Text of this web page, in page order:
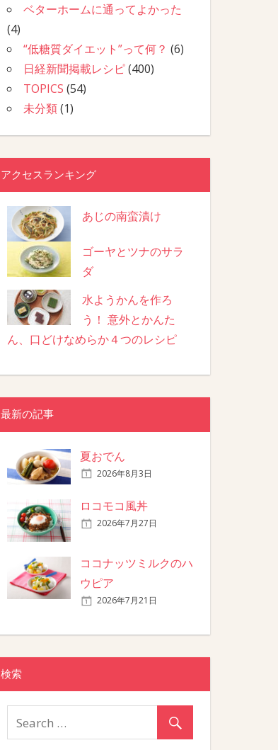
ベターホームに通ってよかった
(4)
“低糖質ダイエット”って何？ (6)
日経新聞掲載レシピ(400)
TOPICS (54)
未分類(1)
アクセスランキング
あじの南蛮漬け
ゴーヤとツナのサラ
ダ
水ようかんを作ろ
う！ 意外とかんた
ん、口どけなめらか４つのレシピ
最新の記事
夏おでん
2026年8月3日
ロコモコ風丼
2026年7月27日
ココナッツミルクのハ
ウピア
2026年7月21日
検索